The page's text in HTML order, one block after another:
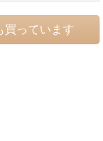
買っています